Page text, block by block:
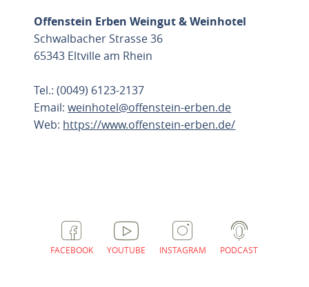
Offenstein Erben Weingut & Weinhotel
Schwalbacher Strasse 36
65343 Eltville am Rhein
Tel.: (0049) 6123-2137
Email:weinhotel@offenstein-erben.de
Web: https://www.offenstein-erben.de/
FACEBOOK YOUTUBE INSTAGRAM PODCAST